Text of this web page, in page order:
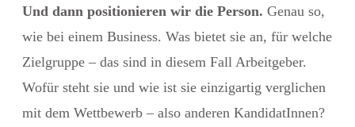
Und dann positionieren wir die Person. Genau so,
wie bei einem Business. Was bietet sie an, für welche
Zielgruppe – das sind in diesem Fall Arbeitgeber.
Wofür steht sie und wie ist sie einzigartig verglichen
mit dem Wettbewerb – also anderen KandidatInnen?